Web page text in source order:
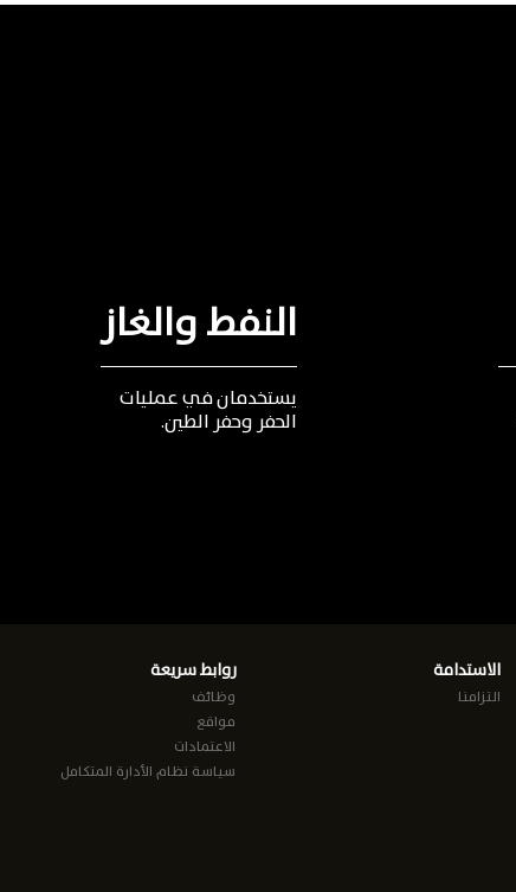
النفط والغاز
يستخدمانفيعمليات
الحفر وحفر الطين.
الاستدامة
التزامنا
روابط سريعة
وظائف
مواقع
الاعتمادات
سياسة نظام الأدارة المتكامل